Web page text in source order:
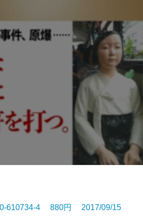
610734-4 880円 2017/09/15